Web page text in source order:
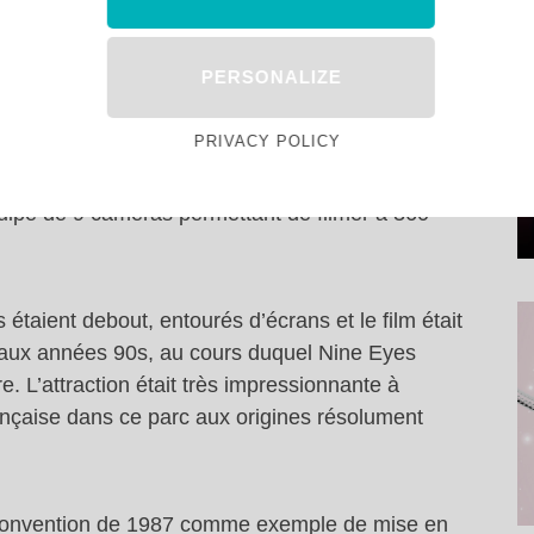
Divisé en deux salles ( un préshow et une
dans le temps et l’espace avec une salle
et Nine Eyes mais aussi de … Jules Verne !
d’inventeurs des siècles passés, introduisant le
« inventé » par Timekeeper et de caméra 360°
de 9 caméras permettant de filmer à 360°
debout, entourés d’écrans et le film était
années 90s, au cours duquel Nine Eyes
L’attraction était très impressionnante à
dans ce parc aux origines résolument
de 1987 comme exemple de mise en
PERSONALIZE
PRIVACY POLICY